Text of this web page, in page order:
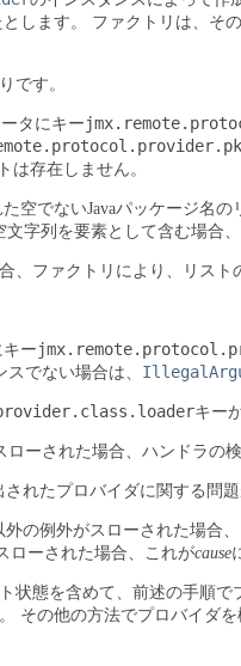
します。 ファクトリは、その
です。
タにキー
は存在しません。
空でないJavaパッケージ名の
字列を要素として含む場合、
、ファクトリにより、リスト
ー
でない場合は、
キー
ローされた場合、ハンドラの
されたプロバイダに関する問
外の例外がスローされた場合
ローされた場合、これがcause
状態を含めて、前述の手順
その他の方法でプロバイダを